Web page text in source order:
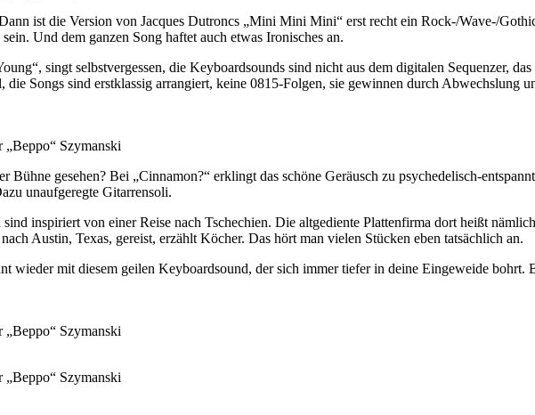
ist die Version von Jacques Dutroncs „Mini Mini Mini“ erst recht ein Rock-/Wave-/
Und dem ganzen Song haftet auch etwas Ironisches an.
singt selbstvergessen, die Keyboardsounds sind nicht aus dem digitalen Sequenzer,
Songs sind erstklassig arrangiert, keine 0815-Folgen, sie gewinnen durch Abwechslung
„Beppo“ Szymanski
Bühne gesehen? Bei „Cinnamon?“ erklingt das schöne Geräusch zu psychedelisch-
unaufgeregte Gitarrensoli.
inspiriert von einer Reise nach Tschechien. Die altgediente Plattenfirma dort heißt
Austin, Texas, gereist, erzählt Köcher. Das hört man vielen Stücken eben tatsächlich an.
wieder mit diesem geilen Keyboardsound, der sich immer tiefer in deine Eingeweide bohrt.
„Beppo“ Szymanski
„Beppo“ Szymanski